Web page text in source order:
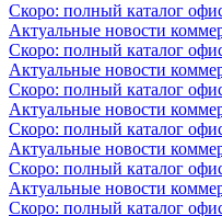
Скоро: полный каталог
Актуальные новости
Скоро: полный каталог
Актуальные новости
Скоро: полный каталог
Актуальные новости
Скоро: полный каталог
Актуальные новости
Скоро: полный каталог
Актуальные новости
Скоро: полный каталог